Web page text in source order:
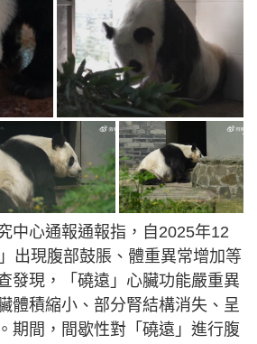
中心通報通報指，自2025年12
出現腹部鼓脹、體重異常增加等
發現，「磽遠」心臟功能嚴重異
體積縮小、部分腎結構消失、呈
期間，間歇性對「磽遠」進行腹